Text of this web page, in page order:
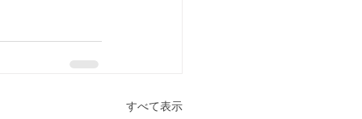
すべて表示